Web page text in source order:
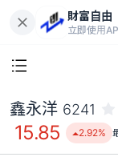
財富自由
立即使用
鑫永洋 6241
15.85 2.92%